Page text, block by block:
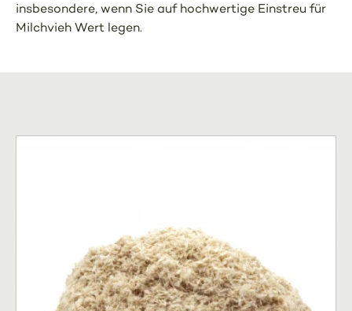
insbesondere, wenn Sie auf hochwertige Einstreu für
Milchvieh Wert legen.